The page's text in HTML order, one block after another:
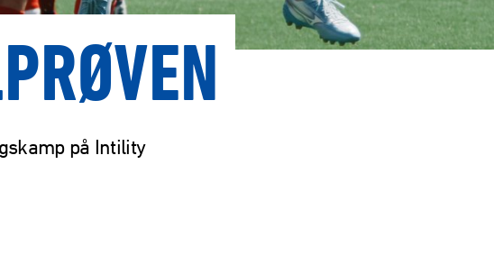
på Intility